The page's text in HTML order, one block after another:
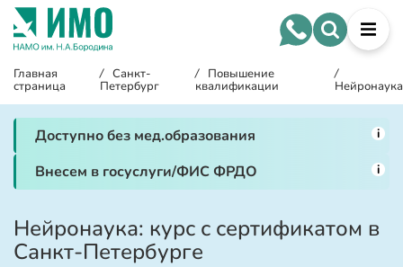
Главная
страница
/ Санкт-
Петербург
/ Повышение
квалификации
/
Нейронаука
Доступно без мед.образования i
Внесем в госуслуги/ФИС ФРДО i
Нейронаука: курс с сертификатом в
Санкт-Петербурге